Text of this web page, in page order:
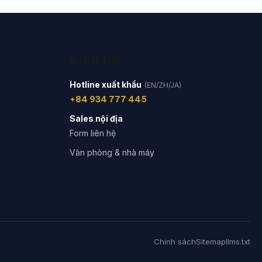
Hotline xuất khẩu (EN/ZH/JA)
+84 934 777 445
Sales nội địa
Form liên hệ
Văn phòng & nhà máy
Chính sáchSitemapllms.txt